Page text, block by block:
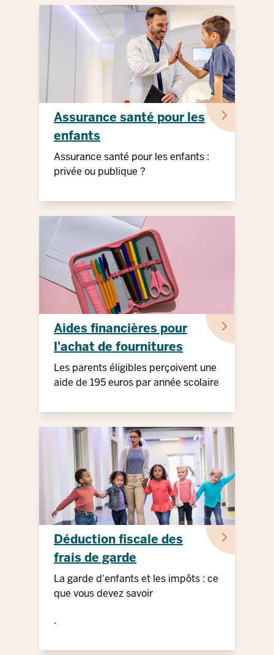
Assurance santé pour les
enfants
Assurance santé pour les enfants :
privée ou publique ?
Aides financières pour
l'achat de fournitures
scolaires
Les parents éligibles perçoivent une
aide de 195 euros par année scolaire
Déduction fiscale des
frais de garde
La garde d'enfants et les impôts : ce
que vous devez savoir
.